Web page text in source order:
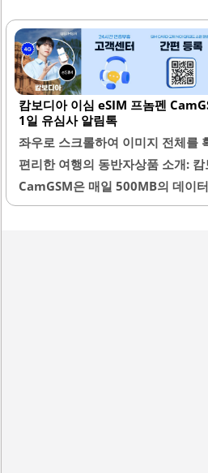
있으며, 5G 메트폰을 통해 빠르고
공합니다. 1일 기준으로 500MB의
무제한으로 사용할 수 있는 옵션도
할 수 있습니다.이심은 설치가 간편
이 가능하며, 현지에서의 데이터
니다. 여행 중에는 지도 검색, 소셜
밍 등 다양한 인터넷 서비스를 원
또한, 고객 지원 서비스가 친절하
한 답변이 빠르게 이루어집니다.이
캄보디아 이심 eSIM 프놈펜
1일 유심사 알림톡
좌우로 스크롤하여 이미지 전체를
편리한 여행의 동반자상품 소개:
CamGSM은 매일 500MB의 데이
신 솔루션입니다. 이 제품은 해외